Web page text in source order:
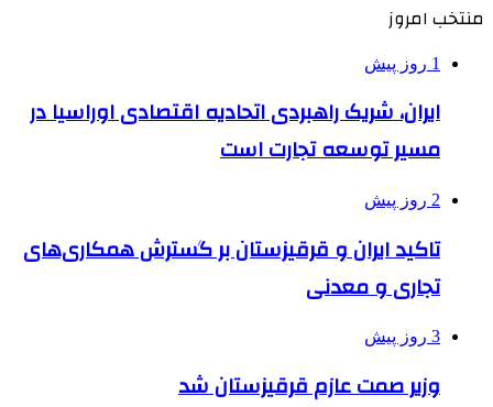
منتخب امروز
1 روز پیش
ایران، شریک راهبردی اتحادیه اقتصادی اوراسیا در
مسیر توسعه تجارت است
2 روز پیش
تاکید ایران و قرقیزستان بر گسترش همکاری‌های
تجاری و معدنی
3 روز پیش
وزیر صمت عازم قرقیزستان شد